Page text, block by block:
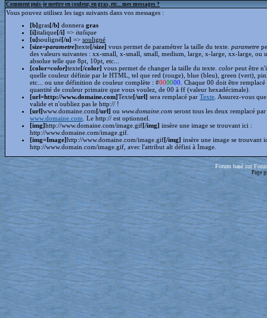
Comment puis-je mettre en couleur, en gras, etc... mes messages ?
Vous pouvez utilisez les tags suivants dans vos messages :
[b]gras[/b] donnera gras
[i]italique[/i] => italique
[u]souligné[/u] => souligné
[size=parametre]texte[/size] vous permet de paramétrer la taille du texte. parametre
des valeurs suivantes : xx-small, x-small, small, medium, large, x-large, xx-large, ou
absolue telle que 8pt, 10pt, etc...
[color=color]texte[/color] vous permet de changer la taille du texte. colorpeut être
quelle couleur définie par le HTML, tel que red (rouge), blue (bleu), green (vert),
etc... ou une définition de couleur complète : #000000 . Chaque 00 doit être
quantité de couleur primaire que vous voulez, de 00 à ff (valeur hexadécimale).
[url=http://www.domaine.com]Texte[/url] sera remplacé par Texte . Assurez-vous
valide et n'oubliez pas le http:// !
[url]www.domaine.com[/url] ou www.domaine.com seront tous les deux remplacé par
www.domaine.com . Le http:// est optionnel.
[img]http://www.domaine.com/image.gif[/img] insère une image se trouvant ici :
http://www.domaine.com/image.gif.
[img=Image]http://www.domaine.com/image.gif[/img] insère une image se trouvant
http://www.domain.com/image.gif, avec l'attribut alt défini à Image.
Forum basé sur
Page